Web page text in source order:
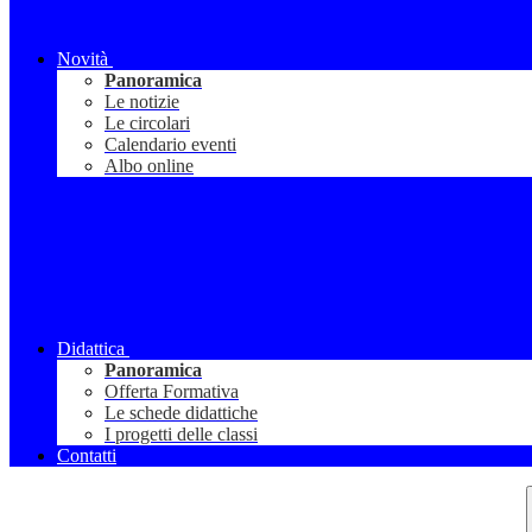
Novità
Panoramica
Le notizie
Le circolari
Calendario eventi
Albo online
Didattica
Panoramica
Offerta Formativa
Le schede didattiche
I progetti delle classi
Contatti